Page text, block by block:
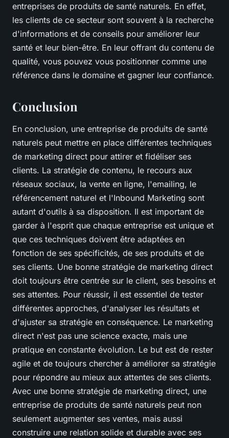
entreprises de produits de santé naturels. En effet,
les clients de ce secteur sont souvent à la recherche
d'informations et de conseils pour améliorer leur
santé et leur bien-être. En leur offrant du contenu de
qualité, vous pouvez vous positionner comme une
référence dans le domaine et gagner leur confiance.
Conclusion
En conclusion, une entreprise de produits de santé
naturels peut mettre en place différentes techniques
de marketing direct pour attirer et fidéliser ses
clients. La stratégie de contenu, le recours aux
réseaux sociaux, la vente en ligne, l'emailing, le
référencement naturel et l'Inbound Marketing sont
autant d'outils à sa disposition. Il est important de
garder à l'esprit que chaque entreprise est unique et
que ces techniques doivent être adaptées en
fonction de ses spécificités, de ses produits et de
ses clients. Une bonne stratégie de marketing direct
doit toujours être centrée sur le client, ses besoins et
ses attentes. Pour réussir, il est essentiel de tester
différentes approches, d'analyser les résultats et
d'ajuster sa stratégie en conséquence. Le marketing
direct n'est pas une science exacte, mais une
pratique en constante évolution. Le but est de rester
agile et de toujours chercher à améliorer sa stratégie
pour répondre au mieux aux attentes de ses clients.
Avec une bonne stratégie de marketing direct, une
entreprise de produits de santé naturels peut non
seulement augmenter ses ventes, mais aussi
construire une relation solide et durable avec ses